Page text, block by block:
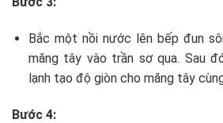
Bắc một nồi nước lên bếp đun
măng tây vào trần sơ qua. Sau
lạnh tạo độ giòn cho măng tây
Bước 4: